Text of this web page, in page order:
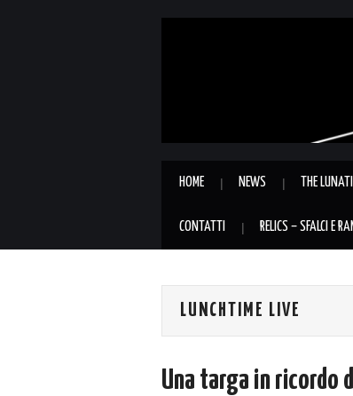
HOME NEWS THE
CONTATTI RELICS – SFALCI E
LUNCHTIME LIVE
Una targa in ricordo